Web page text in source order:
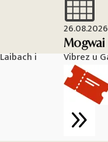
i
Mogwai
Vibrez u